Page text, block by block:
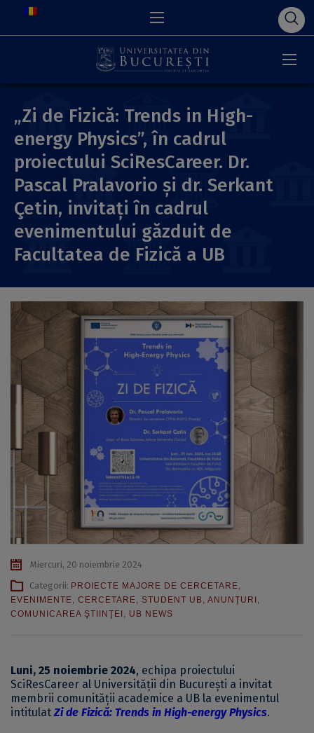
„Zi de Fizică: Trends in High-
energy Physics”, în cadrul
proiectului SciResCareer. Dr.
Pascal Pralavorio și dr. Serkant
Çetin, invitați în cadrul
evenimentului găzduit de
Facultatea de Fizică a UB
Miercuri, 20 noiembrie 2024
Categorii: PROIECTE MAJORE DE CERCETARE,
EVENIMENTE, CERCETARE, STUDENT UB, ANUNŢURI ,
COMUNICAREA ŞTIINŢEI , UB NEWS
Luni, 25 noiembrie 2024, echipa proiectului
SciResCareer al Universității din București a invitat
membrii comunității academice a UB la evenimentul
intitulatZi de Fizică: Trends in High-energy Physics.